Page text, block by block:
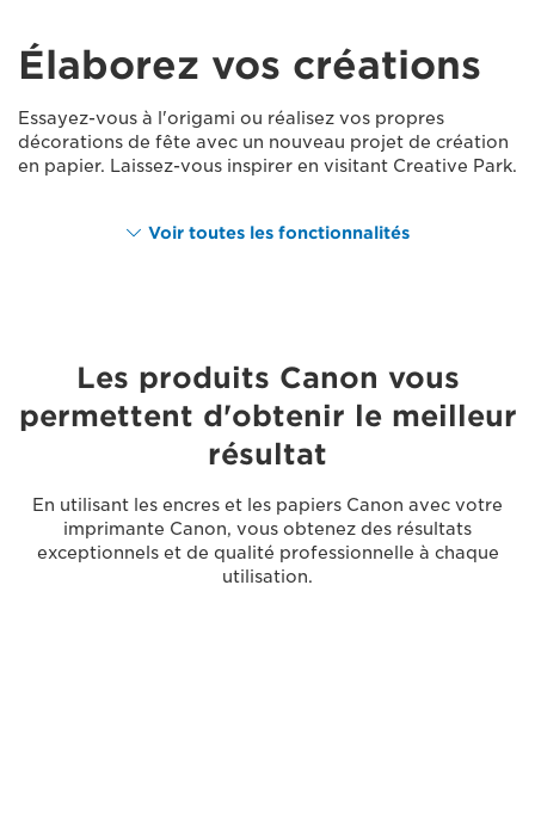
Élaborez vos créations
Essayez-vous à l'origami ou réalisez vos propres
décorations de fête avec un nouveau projet de création
en papier. Laissez-vous inspirer en visitant Creative Park.
Voir toutes les fonctionnalités
Les produits Canon vous
permettent d'obtenir le meilleur
résultat
En utilisant les encres et les papiers Canon avec votre
imprimante Canon, vous obtenez des résultats
exceptionnels et de qualité professionnelle à chaque
utilisation.